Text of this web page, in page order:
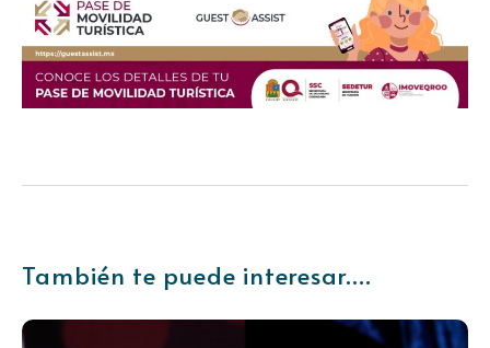
También te puede interesar....